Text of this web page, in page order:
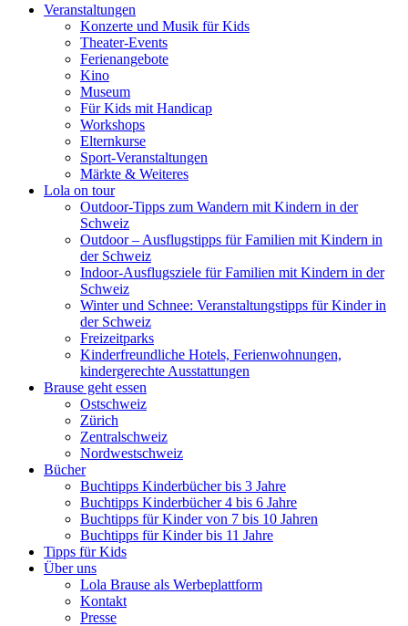
Veranstaltungen
Konzerte und Musik für Kids
Theater-Events
Ferienangebote
Kino
Museum
Für Kids mit Handicap
Workshops
Elternkurse
Sport-Veranstaltungen
Märkte & Weiteres
Lola on tour
Outdoor-Tipps zum Wandern mit Kindern in der
Schweiz
Outdoor – Ausflugstipps für Familien mit Kindern in
der Schweiz
Indoor-Ausflugsziele für Familien mit Kindern in der
Schweiz
Winter und Schnee: Veranstaltungstipps für Kinder in
der Schweiz
Freizeitparks
Kinderfreundliche Hotels, Ferienwohnungen,
kindergerechte Ausstattungen
Brause geht essen
Ostschweiz
Zürich
Zentralschweiz
Nordwestschweiz
Bücher
Buchtipps Kinderbücher bis 3 Jahre
Buchtipps Kinderbücher 4 bis 6 Jahre
Buchtipps für Kinder von 7 bis 10 Jahren
Buchtipps für Kinder bis 11 Jahre
Tipps für Kids
Über uns
Lola Brause als Werbeplattform
Kontakt
Presse